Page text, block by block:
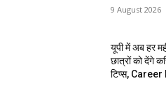
9 August 2026
यूपी में अब हर
छात्रों को देंगे
टिप्स,